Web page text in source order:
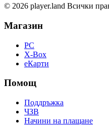
© 2026 player.land Всички
Магазин
PC
X-Box
eКарти
Помощ
Поддръжка
ЧЗВ
Начини на плащане